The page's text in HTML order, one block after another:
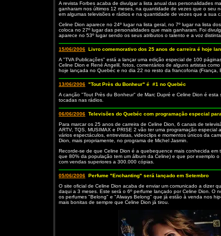
A revista Forbes acaba de divulgar a lista anual das personalidades
ganharam nos últimos 12 meses, na quantidade de vezes que o
em algumas televisões e rádios e na quantidade de vezes que a sua
Celine Dion aparece no 24º lugar na lista geral, no 7º lugar na lista
coloca no 27º lugar das personalidades que mais ganharam. Foi
aparece no 53º lugar sendo os seus atributos o talento e a voz
15/06/2006 Livro comemorativo dos 25 anos de carreira é hoje
A "TVA Publicações" está a lançar uma edição especial de 100
Celine Dion e René Angelil, fotos, comentários de alguns artistas
hoje lançada no Quebéc e no dia 22 no resto da francofonia (França,
13/06/2006 "Tout Près du Bonheur" é #1 no Quebéc
A canção "Tout Près du Bonheur" de Marc Dupré e Celine Dion é
tocadas nas rádios.
06/06/2006 Televisões do Quebéc com programação especial
Para marcar os 25 anos de carreira de Celine Dion, 6 canais de
ARTV, TQS, MUSIMAX e PRISE 2 vão ter uma programação
vários espectáculos, entrevistas, videoclips e momentos únicos da
Dion, mais propriamente, no programa de Michel Jasmin.
Recorde-se de que Celine Dion é a quebequence mais conhecida
que 80% da população tem um álbum da Celine) e que por exemplo
com vendas superiores a 300.000 cópias.
05/06/2006 Perfume "Enchanting" será lançado em Setembro
O site oficial de Celine Dion acaba de enviar um comunicado a dizer
daqui a 3 meses. Este será o 6º perfume lançado por Celine Dion. O
os perfumes "Belong" e "Always Belong" que já estão à venda nos
mais bonitas de sempre que Celine Dion já tirou.